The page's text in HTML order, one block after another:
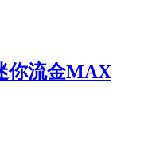
你流金MAX